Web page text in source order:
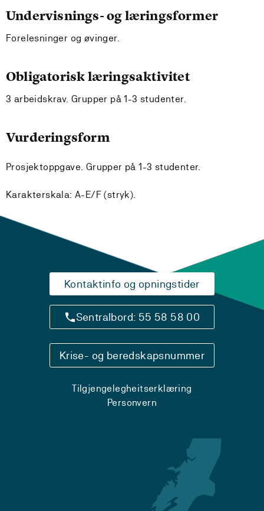
Undervisnings- og læringsformer
Forelesninger og øvinger.
Obligatorisk læringsaktivitet
3 arbeidskrav. Grupper på 1-3 studenter.
Vurderingsform
Prosjektoppgave. Grupper på 1-3 studenter.
Karakterskala: A-E/F (stryk).
Kontaktinfo og opningstider
Sentralbord: 55 58 58 00
Krise- og beredskapsnummer
Tilgjengelegheitserklæring
Personvern